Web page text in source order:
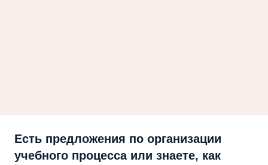
Есть предложения по организации
учебного процесса или знаете, как